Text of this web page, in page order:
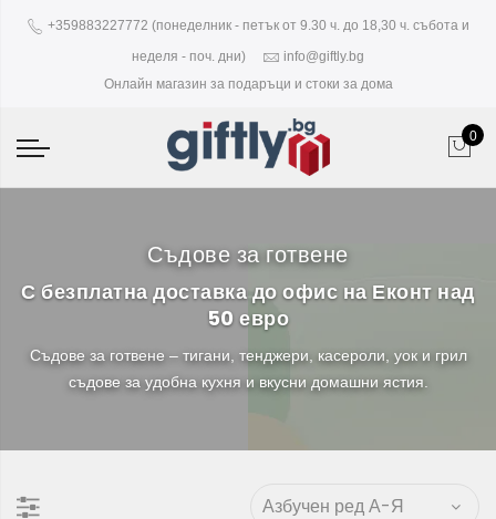
+359883227772 (понеделник - петък от 9.30 ч. до 18,30 ч. събота и
неделя - поч. дни)
info@giftly.bg
Онлайн магазин за подаръци и стоки за дома
0
Съдове за готвене
С безплатна доставка до офис на Еконт над
50 евро
Съдове за готвене – тигани, тенджери, касероли, уок и грил
съдове за удобна кухня и вкусни домашни ястия.